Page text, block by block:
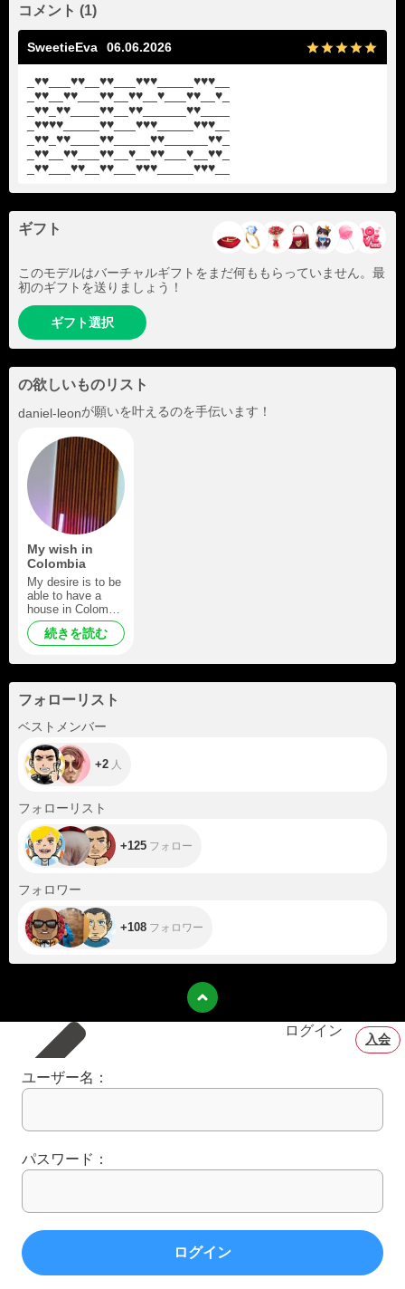
コメント (1)
SweetieEva 06.06.2026
_♥♥___♥♥__♥♥___♥♥♥_____♥♥♥__
_♥♥__♥♥___♥♥__♥♥__♥___♥♥__♥_
_♥♥_♥♥____♥♥__♥♥______♥♥____
_♥♥♥♥_____♥♥___♥♥♥_____♥♥♥__
_♥♥_♥♥____♥♥_____♥♥______♥♥_
_♥♥__♥♥___♥♥__♥__♥♥___♥__♥♥_
_♥♥___♥♥__♥♥___♥♥♥_____♥♥♥__
ギフト
このモデルはバーチャルギフトをまだ何ももらっていません。最
初のギフトを送りましょう！
ギフト選択
の欲しいものリスト
daniel-leonが願いを叶えるのを手伝います！
My wish in
Colombia
My desire is to be
able to have a
house in Colombia
because you know
that the situation
in Venezuela is
not good and there
続きを読む
フォローリスト
ベストメンバー
+2 人
フォローリスト
+125 フォロー
フォロワー
+108 フォロワー
ログイン
入会
ユーザー名：
パスワード：
ログイン